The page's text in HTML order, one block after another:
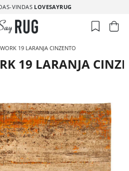
VINDAS LOVESAYRUG
19 LARANJA CINZENTO
19 LARANJA